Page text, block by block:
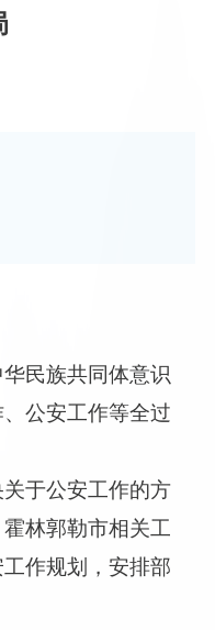
华民族共同体意识
公安工作等全过
关于公安工作的方
林郭勒市相关工
作规划，安排部